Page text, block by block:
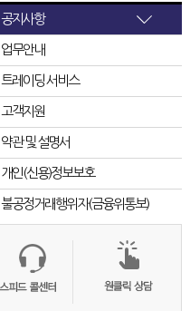
공지사항
업무안내
트레이딩 서비스
고객지원
약관 및 설명서
개인(신용)정보보호
불공정거래행위자(금융위통보)